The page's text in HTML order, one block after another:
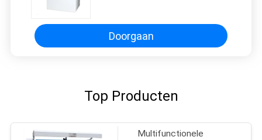
Doorgaan
Top Producten
Multifunctionele